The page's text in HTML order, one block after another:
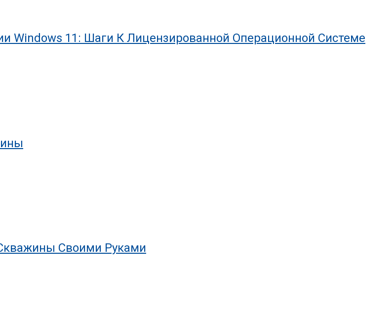
Windows 11: Шаги К Лицензированной Операционной Системе
Своими Руками